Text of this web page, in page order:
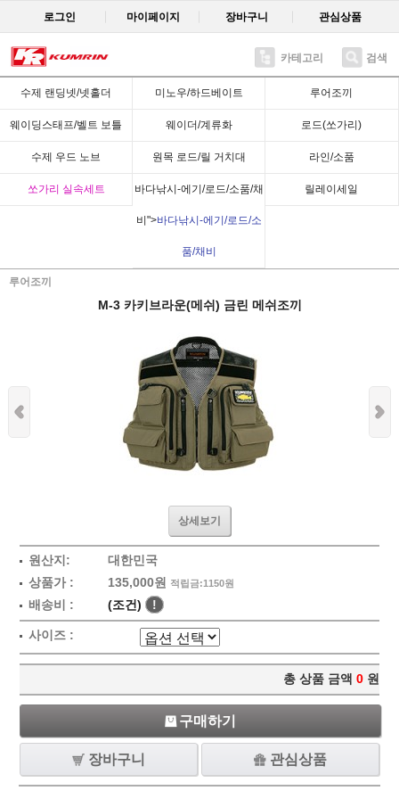
로그인 마이페이지 장바구니 관심상품
카테고리 검색
수제 랜딩넷/넷홀더 미노우/하드베이트 루어조끼
웨이딩스태프/벨트 보틀 웨이더/계류화 로드(쏘가리)
수제 우드 노브 원목 로드/릴 거치대 라인/소품
쏘가리 실속세트 바다낚시-에기/로드/소품/채
비">바다낚시-에기/로드/소
품/채비
릴레이세일
루어조끼
Recent
M-3 카키브라운(메쉬) 금린 메쉬조끼
상세보기
원산지:
대한민국
상품가 :
135,000원 적립금:1150원
배송비 : (조건) !
사이즈 :
총 상품 금액 0 원
구매하기
장바구니 관심상품